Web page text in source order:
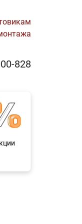
828